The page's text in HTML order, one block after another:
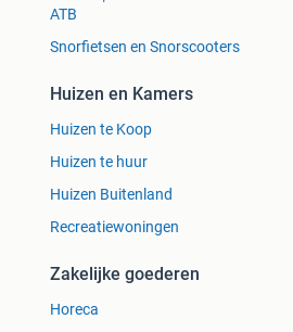
ATB
Snorfietsen en Snorscooters
Huizen en Kamers
Huizen te Koop
Huizen te huur
Huizen Buitenland
Recreatiewoningen
Zakelijke goederen
Horeca